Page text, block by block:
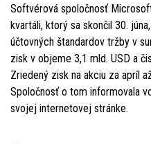
Softvérová spoločnosť
kvartáli, ktorý sa skončil 30.
účtovných štandardov tržby v
zisk v objeme 3,1 mld. USD a
Zriedený zisk na akciu za apríl
Spoločnosť o tom informovala
svojej internetovej stránke.